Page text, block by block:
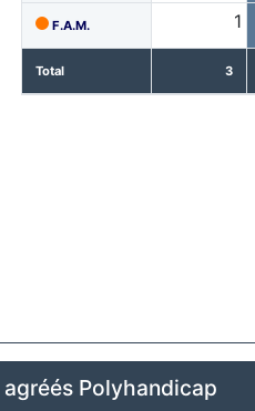
F.A.M. 1
Total 3
agréés Polyhandicap